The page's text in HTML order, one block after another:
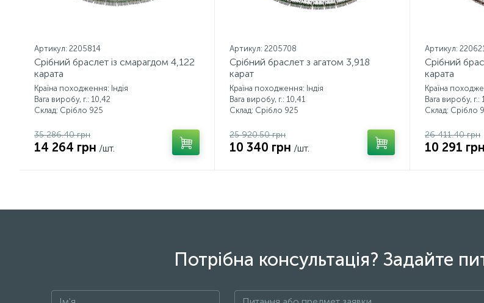
Артикул: 2205814
Срібний браслет із смарагдом 4,122
карата
Країна походження: Індія
Вага виробу, г.: 10,42
Склад: Срібло 925
35 286.40 грн
14 264 грн /шт.
Артикул: 2205708
Срібний браслет з агатом 3,918
карат
Країна походження: Індія
Вага виробу, г.: 10,41
Склад: Срібло 925
25 920.50 грн
10 340 грн /шт.
Артикул:
Срібний
карата
Країна
Вага виробу, г.:
Склад: Срібло
26 411.40 грн
10 291 грн
Потрібна консультація? Задайте